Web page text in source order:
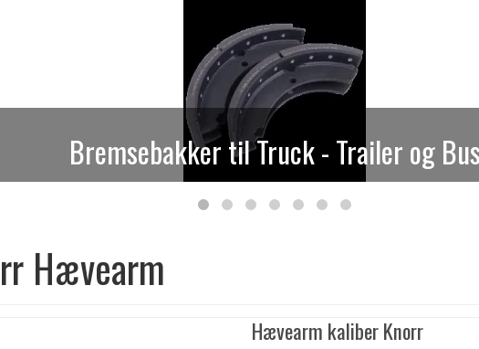
Bremsebakker til Truck - Trailer og Bus
Hævearm
Hævearm kaliber Knorr